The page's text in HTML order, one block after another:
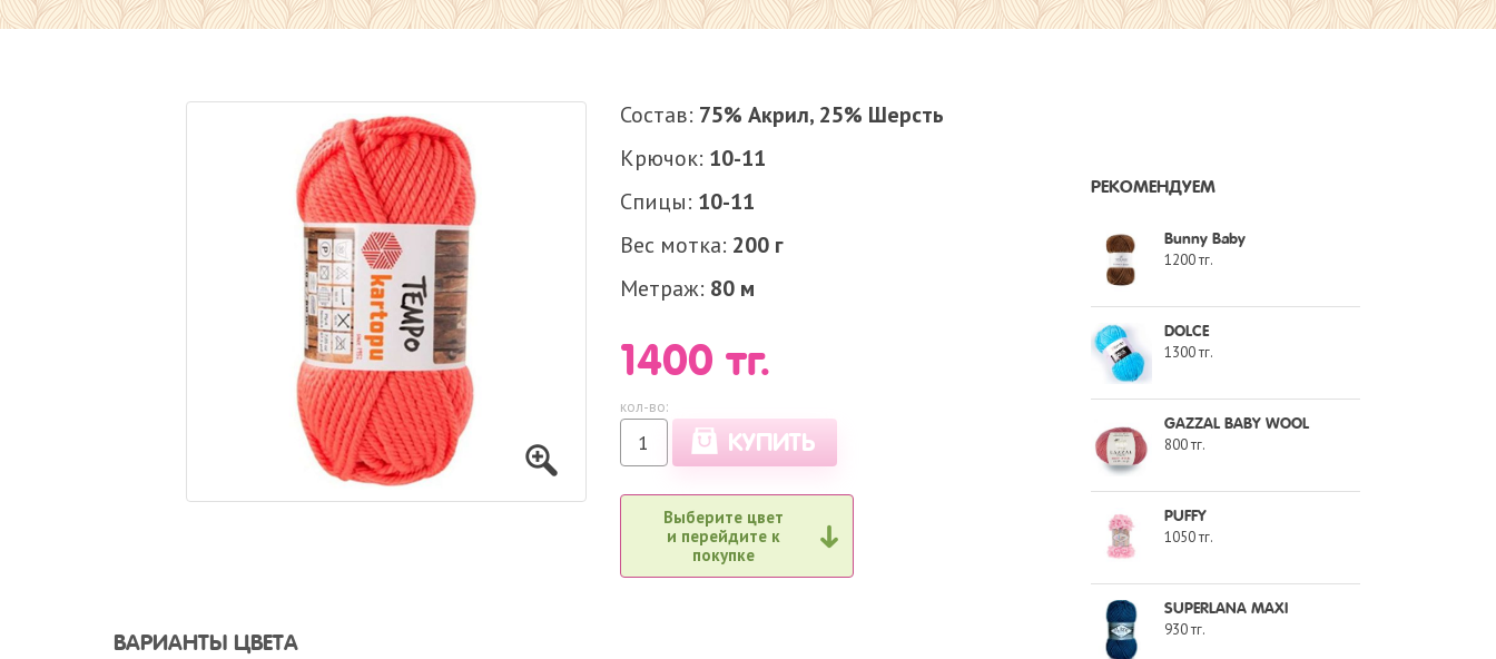
Состав 75% Акрил, 25% Шерсть
Крючок 10-11
Спицы 10-11
Вес мотка 200 г
Метраж 80 м
1400 тг.
КУПИТЬ
Выберите цвет
и перейдите к
покупке
ВАРИАНТЫ ЦВЕТА
РЕКОМЕНДУЕМ
Bunny Baby
1200тг.
DOLCE
1300тг.
GAZZAL BABY WOOL
800тг.
PUFFY
1050тг.
SUPERLANA MAXI
930тг.